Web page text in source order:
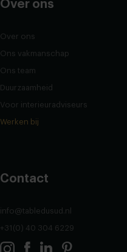
Over ons
Over ons
Ons vakmanschap
Ons team
Duurzaamheid
Voor interieuradviseurs
Werken bij
Contact
info@tabledusud.nl
+31(0) 40 304 6229